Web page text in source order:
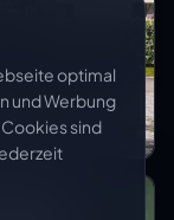
optimal
und Werbung
sind